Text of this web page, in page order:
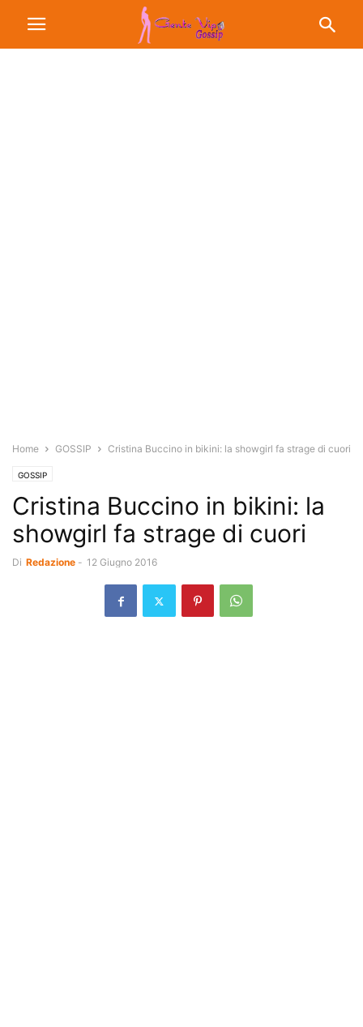
Home GOSSIP Cristina Buccino in bikini: la showgirl fa strage di cuori
GOSSIP
Cristina Buccino in bikini: la
showgirl fa strage di cuori
Di Redazione - 12 Giugno 2016